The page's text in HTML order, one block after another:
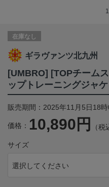
在庫なし
ギラヴァンツ北九州
[UMBRO] [TOPチーム
ップトレーニングジャケ
販売期間：2025年11月5日18
価格： 10,890円 （税
サイズ
選択してください